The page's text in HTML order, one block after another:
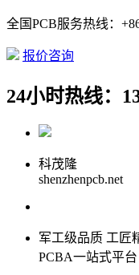
全国PCB服务热线：
报价咨询
24小时热线：
科茂隆
shenzhenpcb.net
军工级品质 工匠
PCBA一站式平台